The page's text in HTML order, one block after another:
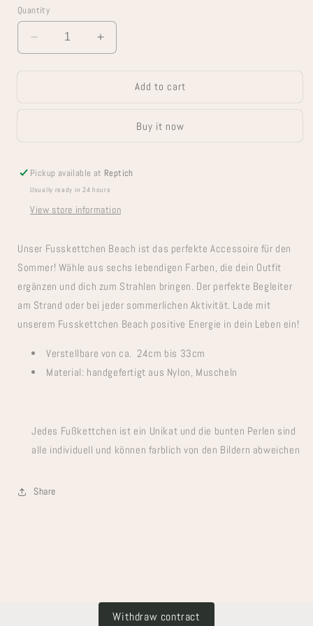
Quantity
Decrease
quantity
Increase
quantity
Fusskettchen
Add to cart
Buy it now
Pickup available at Reptich
Usually ready in 24 hours
View store information
Unser Fusskettchen Beach ist das perfekte Accessoire für den
Sommer! Wähle aus sechs lebendigen Farben, die dein Outfit
ergänzen und dich zum Strahlen bringen. Der perfekte Begleiter
am Strand oder bei jeder sommerlichen Aktivität. Lade mit
unserem Fusskettchen Beach positive Energie in dein Leben ein!
Verstellbare von ca. 24cm bis 33cm
Material: handgefertigt aus Nylon, Muscheln
Jedes Fußkettchen ist ein Unikat und die bunten Perlen sind
alle individuell und können farblich von den Bildern abweichen
Share
Withdraw contract